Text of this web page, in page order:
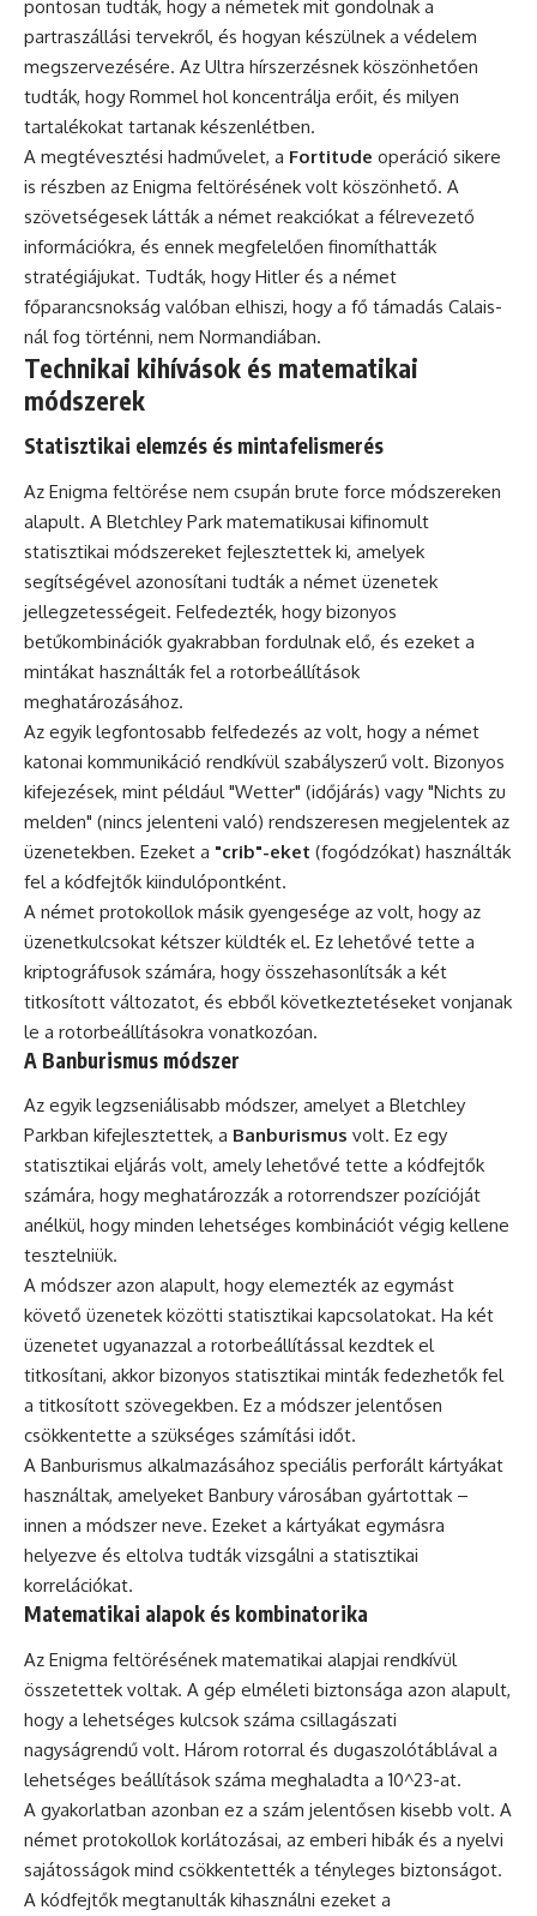
pontosan tudták, hogy a németek mit gondolnak a
partraszállási tervekről, és hogyan készülnek a védelem
megszervezésére. Az Ultra hírszerzésnek köszönhetően
tudták, hogy Rommel hol koncentrálja erőit, és milyen
tartalékokat tartanak készenlétben.
A megtévesztési hadművelet, a Fortitude operáció sikere
is részben az Enigma feltörésének volt köszönhető. A
szövetségesek látták a német reakciókat a félrevezető
információkra, és ennek megfelelően finomíthatták
stratégiájukat. Tudták, hogy Hitler és a német
főparancsnokság valóban elhiszi, hogy a fő támadás Calais-
nál fog történni, nem Normandiában.
Technikai kihívások és matematikai
módszerek
Statisztikai elemzés és mintafelismerés
Az Enigma feltörése nem csupán brute force módszereken
alapult. A Bletchley Park matematikusai kifinomult
statisztikai módszereket fejlesztettek ki, amelyek
segítségével azonosítani tudták a német üzenetek
jellegzetességeit. Felfedezték, hogy bizonyos
betűkombinációk gyakrabban fordulnak elő, és ezeket a
mintákat használták fel a rotorbeállítások
meghatározásához.
Az egyik legfontosabb felfedezés az volt, hogy a német
katonai kommunikáció rendkívül szabályszerű volt. Bizonyos
kifejezések, mint például "Wetter" (időjárás) vagy "Nichts zu
melden" (nincs jelenteni való) rendszeresen megjelentek az
üzenetekben. Ezeket a "crib"-eket (fogódzókat) használták
fel a kódfejtők kiindulópontként.
A német protokollok másik gyengesége az volt, hogy az
üzenetkulcsokat kétszer küldték el. Ez lehetővé tette a
kriptográfusok számára, hogy összehasonlítsák a két
titkosított változatot, és ebből következtetéseket vonjanak
le a rotorbeállításokra vonatkozóan.
A Banburismus módszer
Az egyik legzseniálisabb módszer, amelyet a Bletchley
Parkban kifejlesztettek, a Banburismus volt. Ez egy
statisztikai eljárás volt, amely lehetővé tette a kódfejtők
számára, hogy meghatározzák a rotorrendszer pozícióját
anélkül, hogy minden lehetséges kombinációt végig kellene
tesztelniük.
A módszer azon alapult, hogy elemezték az egymást
követő üzenetek közötti statisztikai kapcsolatokat. Ha két
üzenetet ugyanazzal a rotorbeállítással kezdtek el
titkosítani, akkor bizonyos statisztikai minták fedezhetők fel
a titkosított szövegekben. Ez a módszer jelentősen
csökkentette a szükséges számítási időt.
A Banburismus alkalmazásához speciális perforált kártyákat
használtak, amelyeket Banbury városában gyártottak –
innen a módszer neve. Ezeket a kártyákat egymásra
helyezve és eltolva tudták vizsgálni a statisztikai
korrelációkat.
Matematikai alapok és kombinatorika
Az Enigma feltörésének matematikai alapjai rendkívül
összetettek voltak. A gép elméleti biztonsága azon alapult,
hogy a lehetséges kulcsok száma csillagászati
nagyságrendű volt. Három rotorral és dugaszolótáblával a
lehetséges beállítások száma meghaladta a 10^23-at.
A gyakorlatban azonban ez a szám jelentősen kisebb volt. A
német protokollok korlátozásai, az emberi hibák és a nyelvi
sajátosságok mind csökkentették a tényleges biztonságot.
A kódfejtők megtanulták kihasználni ezeket a